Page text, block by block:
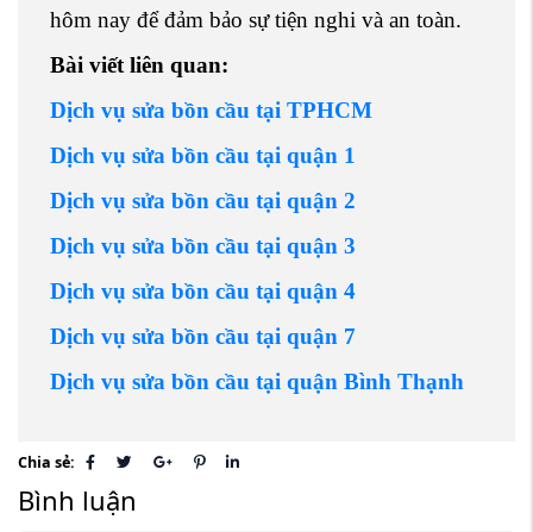
hôm nay để đảm bảo sự tiện nghi và an toàn.
Bài viết liên quan:
Dịch vụ sửa bồn cầu tại TPHCM
Dịch vụ sửa bồn cầu tại quận 1
Dịch vụ sửa bồn cầu tại quận 2
Dịch vụ sửa bồn cầu tại quận 3
Dịch vụ sửa bồn cầu tại quận 4
Dịch vụ sửa bồn cầu tại quận 7
Dịch vụ sửa bồn cầu tại quận Bình Thạnh
Chia sẻ:
Bình luận